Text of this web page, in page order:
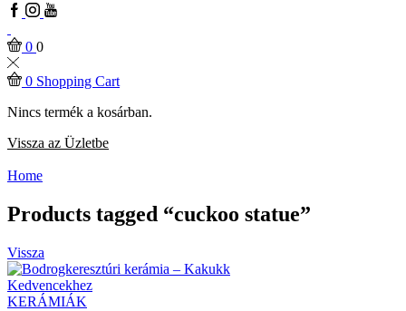
Facebook
Instagram
Youtube
0 0
0 Shopping Cart
Nincs termék a kosárban.
Vissza az Üzletbe
Home
Products tagged “cuckoo statue”
Vissza
Kedvencekhez
KERÁMIÁK